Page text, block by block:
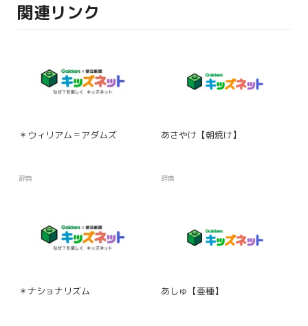
関連リンク
＊ウィリアム＝アダムズ
辞典
あさやけ【朝焼け】
辞典
＊ナショナリズム あしゅ【亜種】